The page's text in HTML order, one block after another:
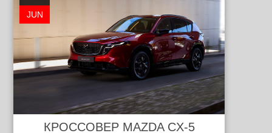
JUN
КРОССОВЕР MAZDA CX-5